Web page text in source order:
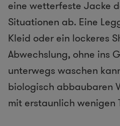
eine wetterfeste Jacke
Situationen ab. Eine
Kleid oder ein lockeres
Abwechslung, ohne ins
unterwegs waschen
biologisch abbaubaren
mit erstaunlich wenigen